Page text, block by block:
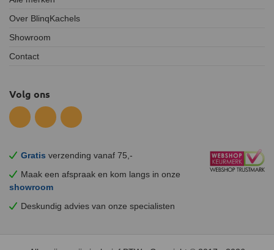
Gratis verzending vanaf 75,-
Maak een afspraak en kom langs in onze
showroom
Deskundig advies van onze specialisten
Over BlinqKachels
Showroom
Contact
Volg ons